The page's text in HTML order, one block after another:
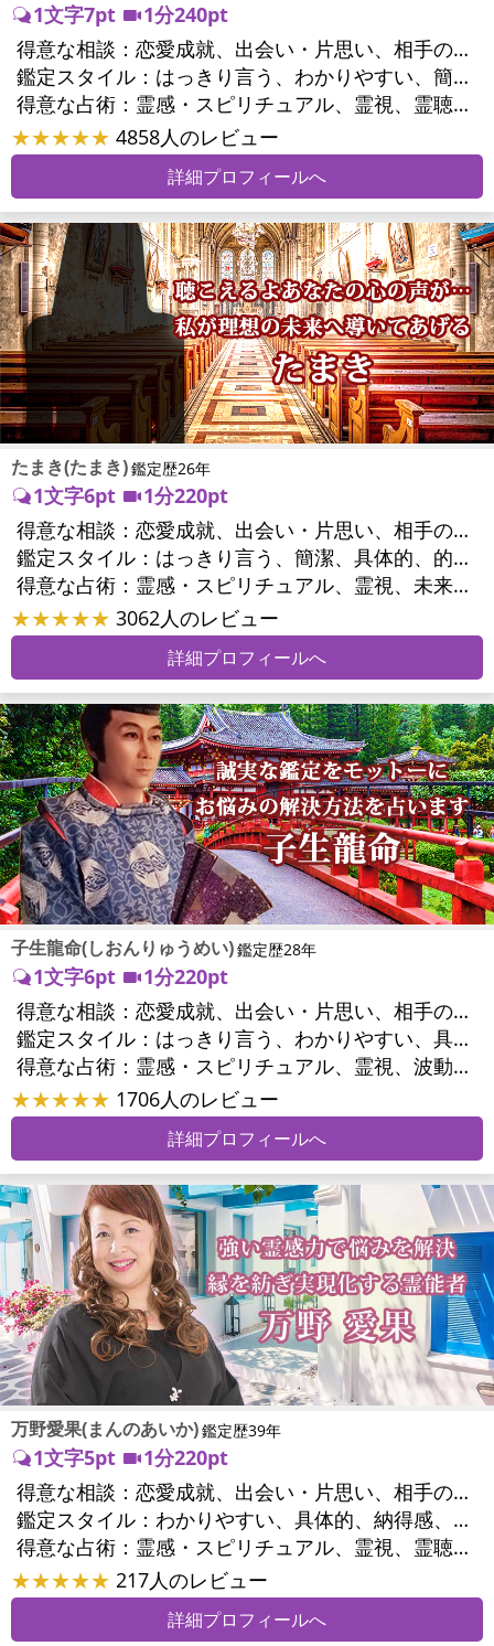
1文字7pt
1分240pt
得意な相談：
恋愛成就、出会い・片思い、相手の気持ち、相性、結婚、男心・女心、二人の今後、複雑な恋愛、三角関係、不倫、復縁、離婚、同性愛・LGBT、人間関係、職場の人間関係、対人関係、仕事運、適職、転職、進路、就職、人生全般、使命、経営相談、人事、開業、夢、目標、ビジネスチャンス、パワーハラスメント、セクシャルハラスメント、家族関係、夫婦関係、家庭問題、夫婦問題、親族問題、育児・子育て、シングルマザー、ドメスティックバイオレンス、相続関係、美容、精神問題、心の問題、うつ、トラウマ、ストレス、いじめ、人生相談、霊的問題、守護霊様、前世、夢診断、ペットの気持ち、ペットへのヒーリング、パワーストーン選択、引越し・転居、方位、開運指導、健康運、金運、ご近所問題、縁切り
鑑定スタイル：
はっきり言う、わかりやすい、簡潔、的確、納得感、情報量が多い、友達のように相談できる、聞き上手、じっくり聞いてくれる、深く濃厚、実力派
得意な占術：
霊感・スピリチュアル、霊視、霊聴、透視、過去視、前世・来世、波動修正、オーラ、エネルギー調整、チャクラ、ペットの気持ち、タロット、オラクルカード、算命学、風水、姓名判断、九星気学、四柱推命、数秘術、夢診断、人相(顔相)、ダウジング、ルーン、パワーストーン、水晶、ヒーリング、レイキ、カウンセリング、オリジナル占術
★★★★★ 4858人のレビュー
詳細プロフィールへ
たまき(たまき)鑑定歴26年
1文字6pt
1分220pt
得意な相談：
恋愛成就、出会い・片思い、相手の気持ち、相性、結婚、男心・女心、二人の今後、複雑な恋愛、三角関係、浮気、不倫、復活愛、復縁、離婚、同性愛・LGBT、人間関係、職場の人間関係、対人関係、仕事運、適職、天職、転職、進路、就職、人生全般、使命、経営相談、人事、開業、夢、目標、ビジネスチャンス、ビジネスパートナー、パワーハラスメント、セクシャルハラスメント、家族関係、夫婦関係、家庭問題、夫婦問題、親族問題、育児・子育て、シングルマザー、相続関係、美容、心の問題、トラウマ、ストレス、人生相談、霊的問題、ご先祖様、守護霊様、魂の本質、前世、来世、引越し・転居、方位、開運指導、健康運、金運、金銭トラブル、ご近所問題
鑑定スタイル：
はっきり言う、簡潔、具体的、的確、情報量が多い、友達のように相談できる、聞き上手、とても話しやすい、愛にあふれ温かい、深く濃厚、勇気をくれる、前向き・元気になれる、実力派
得意な占術：
霊感・スピリチュアル、霊視、未来予知、前世・来世、波動修正、タロット、オラクルカード、風水、占星術、カウンセリング
★★★★★ 3062人のレビュー
詳細プロフィールへ
子生龍命(しおんりゅうめい)鑑定歴28年
1文字6pt
1分220pt
得意な相談：
恋愛成就、出会い・片思い、相手の気持ち、相性、縁結び、結婚、男心・女心、二人の今後、複雑な恋愛、三角関係、略奪愛、浮気、不倫、復活愛、復縁、離婚、人間関係、職場の人間関係、対人関係、仕事運、適職、転職、進路、就職、人生全般、経営相談、人事、開業、目標、ビジネスチャンス、ビジネスパートナー、パワーハラスメント、セクシャルハラスメント、家族関係、夫婦関係、家庭問題、夫婦問題、親族問題、育児・子育て、シングルマザー、ドメスティックバイオレンス、心の問題、うつ、トラウマ、ストレス、いじめ、人生相談、霊的問題、健康運、金運、金銭トラブル、ご近所問題、縁切り
鑑定スタイル：
はっきり言う、わかりやすい、具体的、的確、納得感、聞き上手、とても話しやすい、じっくり聞いてくれる、勇気をくれる、前向き・元気になれる
得意な占術：
霊感・スピリチュアル、霊視、波動修正、タロット、オラクルカード、手相、祈祷、祈願、縁結び、除霊、縁切り、ダウジング、ヒーリング、レイキ、カウンセリング、オリジナル占術
★★★★★ 1706人のレビュー
詳細プロフィールへ
万野愛果(まんのあいか)鑑定歴39年
1文字5pt
1分220pt
得意な相談：
恋愛成就、出会い・片思い、相手の気持ち、相性、縁結び、結婚、男心・女心、二人の今後、複雑な恋愛、三角関係、略奪愛、浮気、不倫、復活愛、復縁、離婚、同性愛・LGBT、人間関係、職場の人間関係、対人関係、仕事運、適職、天職、転職、進路、就職、人生全般、使命、経営相談、人事、開業、廃業、夢、目標、ビジネスチャンス、ビジネスパートナー、パワーハラスメント、セクシャルハラスメント、家族関係、夫婦関係、家庭問題、夫婦問題、親族問題、育児・子育て、シングルマザー、ドメスティックバイオレンス、相続関係、美容、精神問題、心の問題、うつ、ストレス、いじめ、人生相談、霊的問題、ご先祖様、守護霊様、お墓参り、魂の本質、前世、来世、夢診断、ペットの気持ち、ペット交信、ペットへのヒーリング、パワーストーン選択、引越し・転居、方位、開運指導、健康運、金銭トラブル、ご近所問題、縁切り
鑑定スタイル：
わかりやすい、具体的、納得感、友達のように相談できる、聞き上手、とても話しやすい、じっくり聞いてくれる、愛にあふれ温かい、勇気をくれる、前向き・元気になれる、実力派
得意な占術：
霊感・スピリチュアル、霊視、霊聴、未来予知、前世・来世、守護霊対話、波動修正、オーラ、エネルギー調整、ソウルメイト、チャネリング、ペットの気持ち、タロット、オラクルカード、風水、姓名判断、九星気学、四柱推命、数秘術、カラー診断、夢診断、易学、手相、人相(顔相)、祈祷、祈願、縁結び、除霊、縁切り、パワーストーン、水晶、サイコロ、ヒーリング、レイキ、カウンセリング、オリジナル占術
★★★★★ 217人のレビュー
詳細プロフィールへ